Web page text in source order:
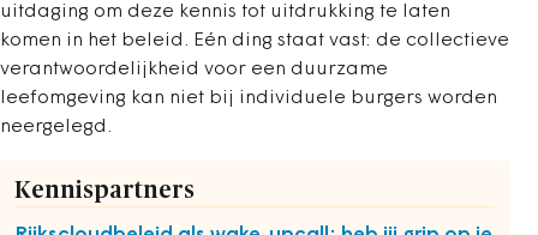
uitdaging om deze kennis tot uitdrukking te laten
komen in het beleid. Eén ding staat vast: de collectieve
verantwoordelijkheid voor een duurzame
leefomgeving kan niet bij individuele burgers worden
neergelegd.
Kennispartners